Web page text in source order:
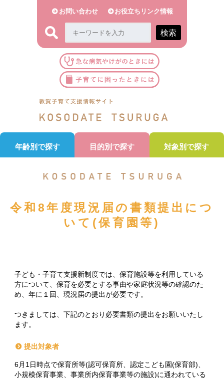
お問い合わせ お役立ちリンク情報
検索
年齢別で探す 目的別で探す 対象別で探す
令和8年度現況届の書類提出につ
いて(保育園等)
子ども・子育て支援新制度では、保育施設等を利用している
方について、保育を必要とする事由や家庭状況等の確認のた
め、年に１回、現況届の提出が必要です。
つきましては、下記のとおり必要書類の提出をお願いいたし
ます。
提出対象者
6月1日時点で保育所等(認可保育所、認定こども園(保育部)、
小規模保育事業、事業所内保育事業等の施設)に通われている